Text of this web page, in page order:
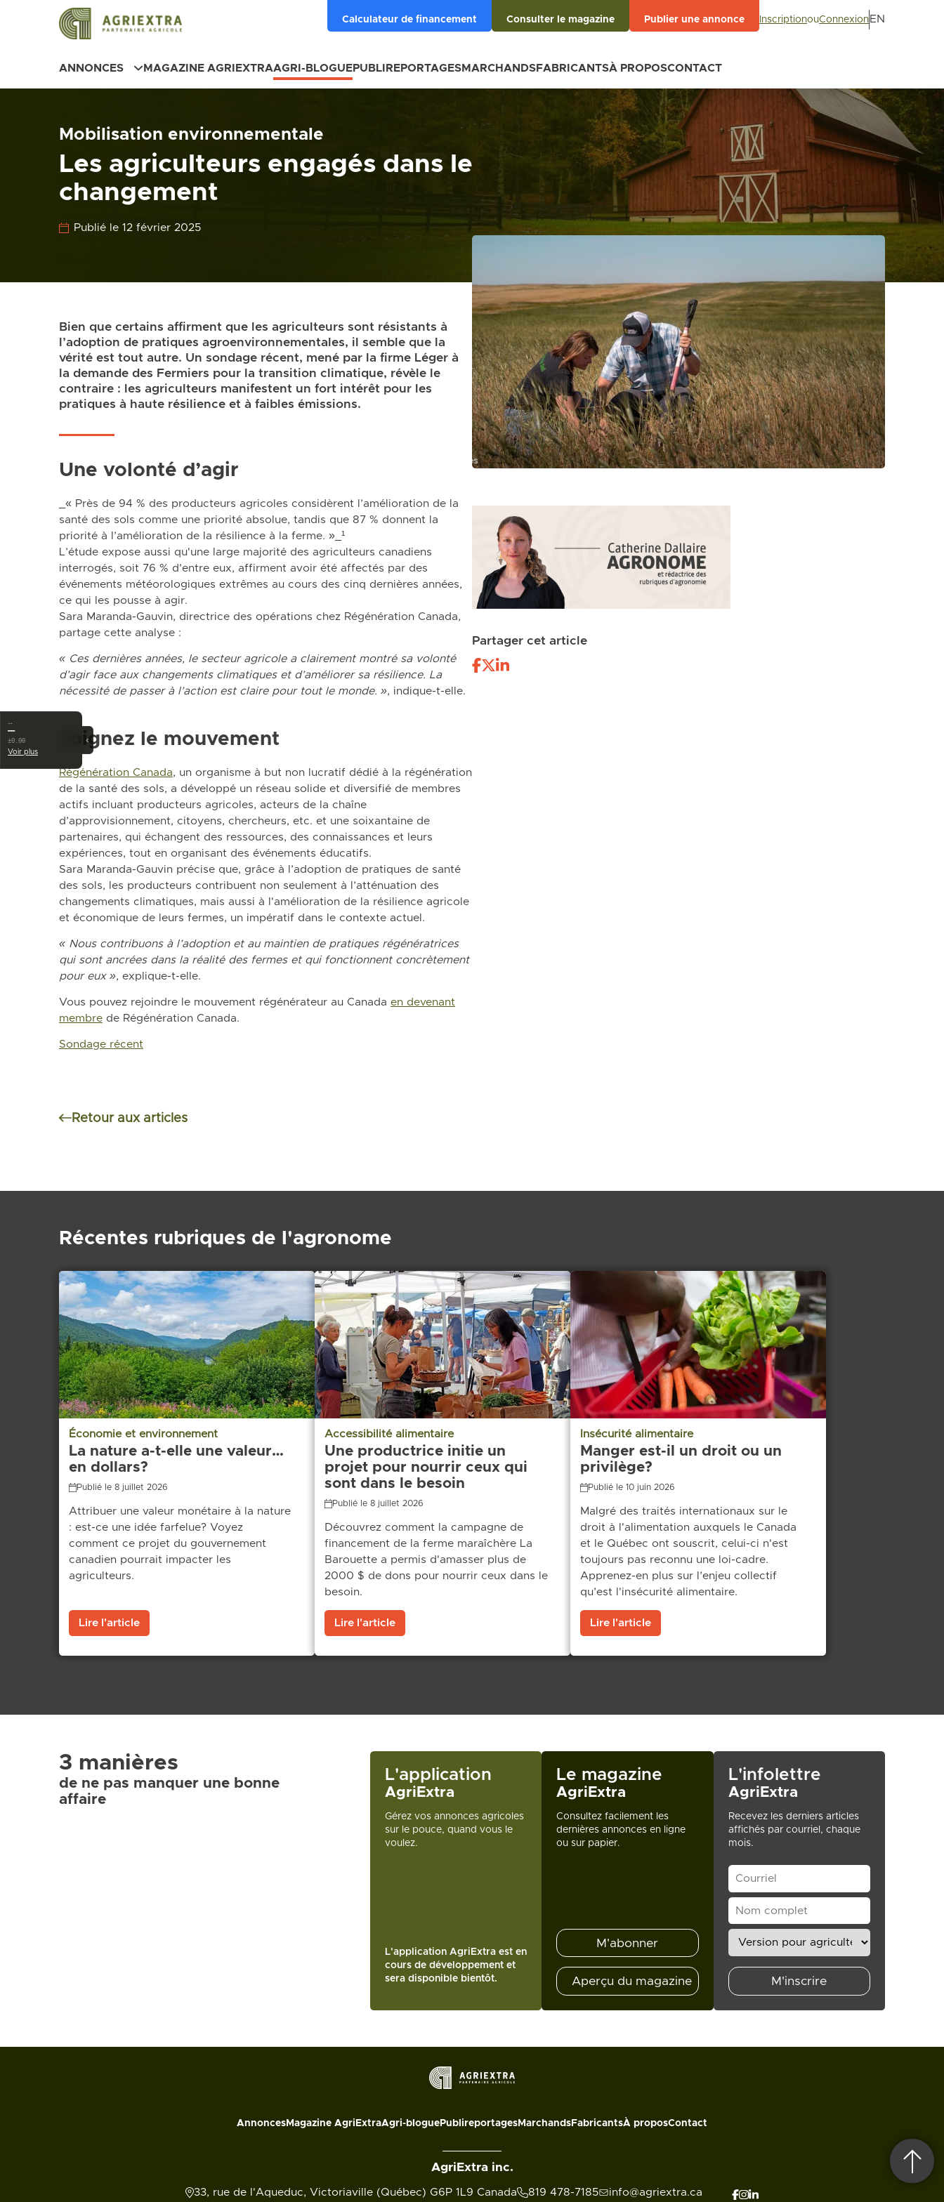
Calculateur de financement Consulter le magazine Publier une annonce InscriptionouConnexion EN
ANNONCES MAGAZINE AGRIEXTRAAGRI-BLOGUEPUBLIREPORTAGESMARCHANDSFABRICANTSÀ PROPOSCONTACT
Mobilisation environnementale
Les agriculteurs engagés dans le
changement
Publié le 12 février 2025
Bien que certains affirment que les agriculteurs sont résistants à
l’adoption de pratiques agroenvironnementales, il semble que la
vérité est tout autre. Un sondage récent, mené par la firme Léger à
la demande des Fermiers pour la transition climatique, révèle le
contraire : les agriculteurs manifestent un fort intérêt pour les
pratiques à haute résilience et à faibles émissions.
Une volonté d’agir
_« Près de 94 % des producteurs agricoles considèrent l’amélioration de la
santé des sols comme une priorité absolue, tandis que 87 % donnent la
priorité à l’amélioration de la résilience à la ferme. »_¹
L’étude expose aussi qu'une large majorité des agriculteurs canadiens
interrogés, soit 76 % d’entre eux, affirment avoir été affectés par des
événements météorologiques extrêmes au cours des cinq dernières années,
ce qui les pousse à agir.
Sara Maranda-Gauvin, directrice des opérations chez Régénération Canada,
partage cette analyse :
« Ces dernières années, le secteur agricole a clairement montré sa volonté
d’agir face aux changements climatiques et d’améliorer sa résilience. La
nécessité de passer à l’action est claire pour tout le monde. », indique-t-elle.
Joignez le mouvement
Régénération Canada, un organisme à but non lucratif dédié à la régénération
de la santé des sols, a développé un réseau solide et diversifié de membres
actifs incluant producteurs agricoles, acteurs de la chaîne
d’approvisionnement, citoyens, chercheurs, etc. et une soixantaine de
partenaires, qui échangent des ressources, des connaissances et leurs
expériences, tout en organisant des événements éducatifs.
Sara Maranda-Gauvin précise que, grâce à l’adoption de pratiques de santé
des sols, les producteurs contribuent non seulement à l’atténuation des
changements climatiques, mais aussi à l'amélioration de la résilience agricole
et économique de leurs fermes, un impératif dans le contexte actuel.
« Nous contribuons à l’adoption et au maintien de pratiques régénératrices
qui sont ancrées dans la réalité des fermes et qui fonctionnent concrètement
pour eux », explique-t-elle.
Vous pouvez rejoindre le mouvement régénérateur au Canada en devenant
membre de Régénération Canada.
Sondage récent
Partager cet article
Retour aux articles
Récentes rubriques de l'agronome
Économie et environnement
La nature a-t-elle une valeur…
en dollars?
Publié le 8 juillet 2026
Attribuer une valeur monétaire à la nature
: est-ce une idée farfelue? Voyez
comment ce projet du gouvernement
canadien pourrait impacter les
agriculteurs.
Lire l'article
Accessibilité alimentaire
Une productrice initie un
projet pour nourrir ceux qui
sont dans le besoin
Publié le 8 juillet 2026
Découvrez comment la campagne de
financement de la ferme maraîchère La
Barouette a permis d'amasser plus de
2000 $ de dons pour nourrir ceux dans le
besoin.
Lire l'article
Insécurité alimentaire
Manger est-il un droit ou un
privilège?
Publié le 10 juin 2026
Malgré des traités internationaux sur le
droit à l'alimentation auxquels le Canada
et le Québec ont souscrit, celui-ci n'est
toujours pas reconnu une loi-cadre.
Apprenez-en plus sur l’enjeu collectif
qu’est l'insécurité alimentaire.
Lire l'article
3 manières
de ne pas manquer une bonne
affaire
L'application
AgriExtra
Gérez vos annonces agricoles
sur le pouce, quand vous le
voulez.
L'application AgriExtra est en
cours de développement et
sera disponible bientôt.
Le magazine
AgriExtra
Consultez facilement les
dernières annonces en ligne
ou sur papier.
M'abonner
Aperçu du magazine
L'infolettre
AgriExtra
Recevez les derniers articles
affichés par courriel, chaque
mois.
M'inscrire
Annonces Magazine AgriExtraAgri-blogue Publireportages Marchands FabricantsÀ proposContact
AgriExtra inc.
33, rue de l'Aqueduc, Victoriaville (Québec) G6P 1L9 Canada 819 478-7185 info@agriextra.ca
‹
…
—
±0.00
Voir plus